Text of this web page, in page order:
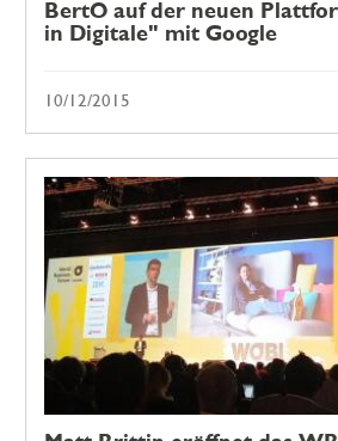
BertO auf der neuen
in Digitale" mit Google
10/12/2015